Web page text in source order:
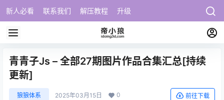
新人必看 联系我们 解压教程 升级
青青子Js – 全部27期图片作品合集汇总[持续
更新]
狼狼体系 2025年03月15日 0 前往下载